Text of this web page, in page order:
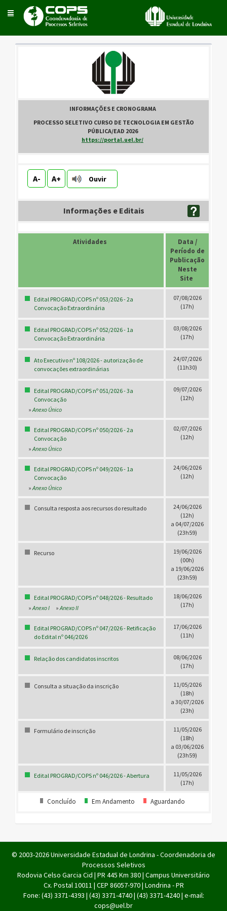
Toggle
navigation
INFORMAÇÕES E CRONOGRAMA.
PROCESSO SELETIVO CURSO DE TECNOLOGIA EM GESTÃO
PÚBLICA/EAD 2026.
https://portal.uel.br/
A- A+ Ouvir
Informações e Editais
Atividades
Data /
Período de
Publicação
Neste
Site
Edital PROGRAD/COPS nº 053/2026 - 2a
Convocação Extraordinária
07/08/2026
(17h)
Edital PROGRAD/COPS nº 052/2026 - 1a
Convocação Extraordinária
03/08/2026
(17h)
Ato Executivo nº 108/2026 - autorização de
convocações extraordinárias
24/07/2026
(11h30)
Edital PROGRAD/COPS nº 051/2026 - 3a
Convocação
»Anexo Único
09/07/2026
(12h)
Edital PROGRAD/COPS nº 050/2026 - 2a
Convocação
»Anexo Único
02/07/2026
(12h)
Edital PROGRAD/COPS nº 049/2026 - 1a
Convocação
»Anexo Único
24/06/2026
(12h)
Consulta resposta aos recursos do resultado
24/06/2026
(12h)
a 04/07/2026
(23h59)
Recurso
19/06/2026
(00h)
a 19/06/2026
(23h59)
Edital PROGRAD/COPS nº 048/2026 - Resultado
»Anexo I »Anexo II
18/06/2026
(17h)
Edital PROGRAD/COPS nº 047/2026 - Retificação
do Edital nº 046/2026
17/06/2026
(11h)
Relação dos candidatos inscritos
08/06/2026
(17h)
Consulta a situação da inscrição
11/05/2026
(18h)
a 30/07/2026
(23h)
Formulário de inscrição
11/05/2026
(18h)
a 03/06/2026
(23h59)
Edital PROGRAD/COPS nº 046/2026 - Abertura
11/05/2026
(17h)
Concluído Em Andamento Aguardando
© 2003-2026 Universidade Estadual de Londrina - Coordenadoria de
Processos Seletivos
Rodovia Celso Garcia Cid | PR 445 Km 380 | Campus Universitário
Cx. Postal 10011 | CEP 86057-970 | Londrina - PR
Fone: (43) 3371-4393 | (43) 3371-4740 | (43) 3371-4240 | e-mail:
cops@uel.br